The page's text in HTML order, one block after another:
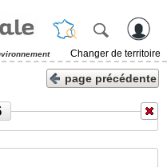
Changer de territoire
page précédente